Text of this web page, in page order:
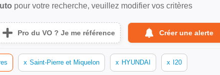
pour votre recherche, veuillez modifier vos critères
Pro du VO ? Je me référence Créer une alerte
x Saint-Pierre et Miquelon x HYUNDAI x I20